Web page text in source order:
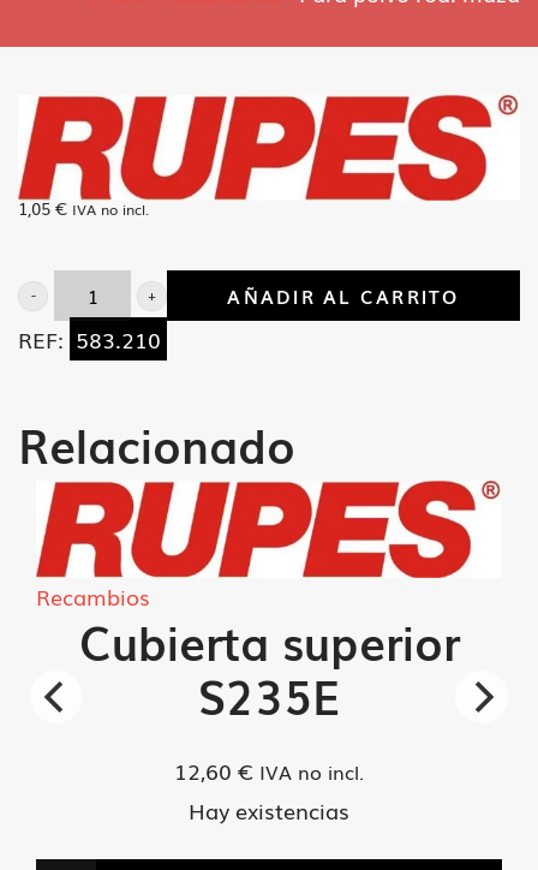
1,05 € IVA no incl.
Para
polvo
cantidad
AÑADIR AL CARRITO
REF: 583.210
Relacionado
Recambios
Cubierta superior
S235E
12,60 € IVA no incl.
Hay existencias